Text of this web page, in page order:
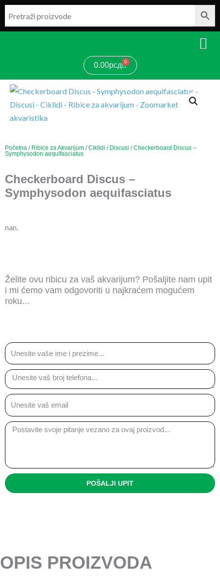
Pređi
sadržaj
0.00рсд 0
Cart
Početna / Ribice za Akvarijum /Ciklidi / Discusi / Checkerboard Discus –
Symphysodon aequifasciatus
Checkerboard Discus –
Symphysodon aequifasciatus
nan.
Želite ovu ribicu za vaš akvarijum? Pošaljite nam upit
i mi ćemo vam odgovoriti u najkraćem mogućem
roku...
Ime
Email
Message
POŠALJI UPIT
OPIS PROIZVODA